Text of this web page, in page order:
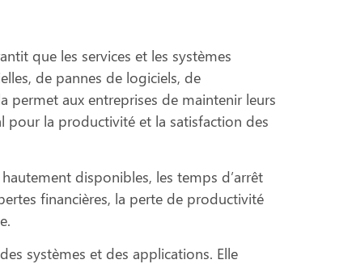
que les services et les systèmes
de pannes de logiciels, de
permet aux entreprises de maintenir leurs
pour la productivité et la satisfaction des
disponibles, les temps d’arrêt
financières, la perte de productivité
systèmes et des applications. Elle